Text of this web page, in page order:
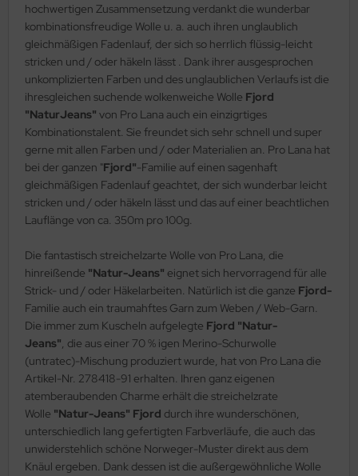
hochwertigen Zusammensetzung verdankt die wunderbar
kombinationsfreudige Wolle u. a. auch ihren unglaublich
gleichmäßigen Fadenlauf, der sich so herrlich flüssig-leicht
stricken und / oder häkeln lässt . Dank ihrer ausgesprochen
unkomplizierten Farben und des unglaublichen Verlaufs ist die
ihresgleichen suchende wolkenweiche Wolle Fjord
"NaturJeans" von Pro Lana auch ein einzigrtiges
Kombinationstalent. Sie freundet sich sehr schnell und super
gerne mit allen Farben und / oder Materialien an. Pro Lana hat
bei der ganzen "Fjord"-Familie auf einen sagenhaft
gleichmäßigen Fadenlauf geachtet, der sich wunderbar leicht
stricken und / oder häkeln lässt und das auf einer beachtlichen
Lauflänge von ca. 350m pro 100g.
Die fantastisch streichelzarte Wolle von Pro Lana, die
hinreißende "Natur-Jeans" eignet sich hervorragend für alle
Strick- und / oder Häkelarbeiten. Natürlich ist die ganze Fjord-
Familie auch ein traumahftes Garn zum Weben / Web-Garn.
Die immer zum Kuscheln aufgelegte Fjord "Natur-
Jeans", die aus einer 70 % igen Merino-Schurwolle
(untratec)-Mischung produziert wurde, hat von Pro Lana die
Artikel-Nr. 278418-91 erhalten. Ihren ganz eigenen
atemberaubenden Charme erhält die streichelzrate
Wolle "Natur-Jeans" Fjord durch ihre wunderschönen,
unterschiedlich lang gefertigten Farbverläufe, die auch das
unwiderstehlich schöne Norweger-Muster direkt aus dem
Knäul ergeben. Dank dessen ist die außergewöhnliche Wolle